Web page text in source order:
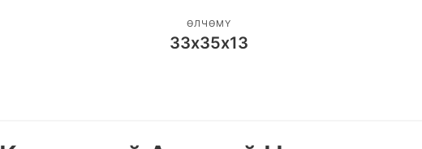
ӨЛЧӨМҮ
33х35х13